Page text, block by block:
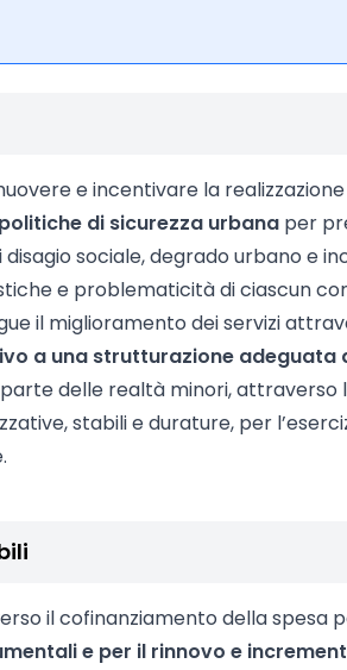
e incentivare la
politiche di sicurezza urbana per
sociale, degrado urbano e
e problematicità di ciascun
il miglioramento dei servizi
a una strutturazione adeguata
delle realtà minori, attraverso
stabili e durature, per
il cofinanziamento della spesa
e per il rinnovo e